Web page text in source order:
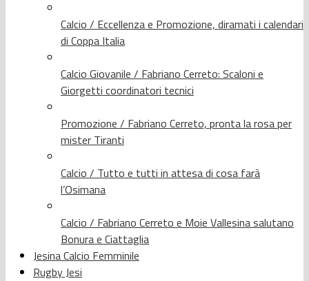
Calcio / Eccellenza e Promozione, diramati i calendari
di Coppa Italia
Calcio Giovanile / Fabriano Cerreto: Scaloni e
Giorgetti coordinatori tecnici
Promozione / Fabriano Cerreto, pronta la rosa per
mister Tiranti
Calcio / Tutto e tutti in attesa di cosa farà
l’Osimana
Calcio / Fabriano Cerreto e Moie Vallesina salutano
Bonura e Ciattaglia
Jesina Calcio Femminile
Rugby Jesi